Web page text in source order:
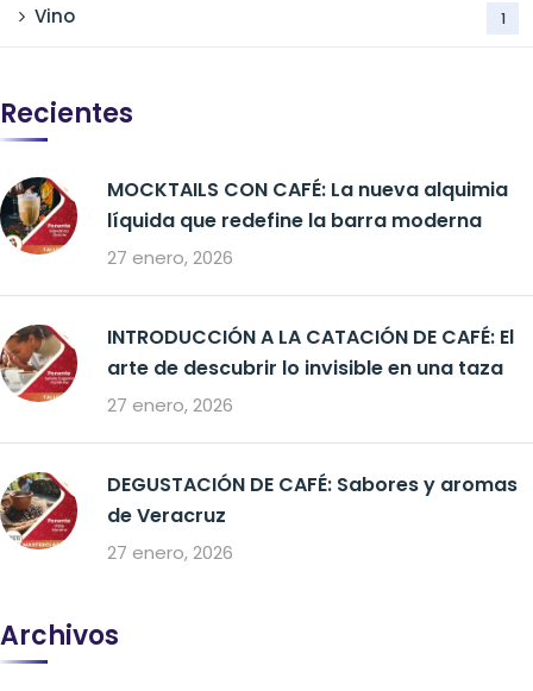
Vino 1
Recientes
MOCKTAILS CON CAFÉ: La nueva alquimia
líquida que redefine la barra moderna
27 enero, 2026
INTRODUCCIÓN A LA CATACIÓN DE CAFÉ: El
arte de descubrir lo invisible en una taza
27 enero, 2026
DEGUSTACIÓN DE CAFÉ: Sabores y aromas
de Veracruz
27 enero, 2026
Archivos